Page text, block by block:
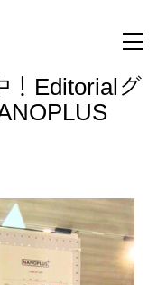
！Editorialグ